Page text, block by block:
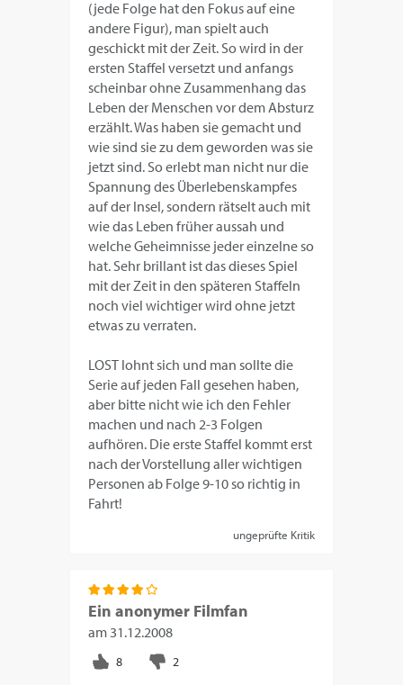
(jede Folge hat den Fokus auf eine
andere Figur), man spielt auch
geschickt mit der Zeit. So wird in der
ersten Staffel versetzt und anfangs
scheinbar ohne Zusammenhang das
Leben der Menschen vor dem Absturz
erzählt. Was haben sie gemacht und
wie sind sie zu dem geworden was sie
jetzt sind. So erlebt man nicht nur die
Spannung des Überlebenskampfes
auf der Insel, sondern rätselt auch mit
wie das Leben früher aussah und
welche Geheimnisse jeder einzelne so
hat. Sehr brillant ist das dieses Spiel
mit der Zeit in den späteren Staffeln
noch viel wichtiger wird ohne jetzt
etwas zu verraten.
LOST lohnt sich und man sollte die
Serie auf jeden Fall gesehen haben,
aber bitte nicht wie ich den Fehler
machen und nach 2-3 Folgen
aufhören. Die erste Staffel kommt erst
nach der Vorstellung aller wichtigen
Personen ab Folge 9-10 so richtig in
Fahrt!
ungeprüfte Kritik
Ein anonymer Filmfan
am 31.12.2008